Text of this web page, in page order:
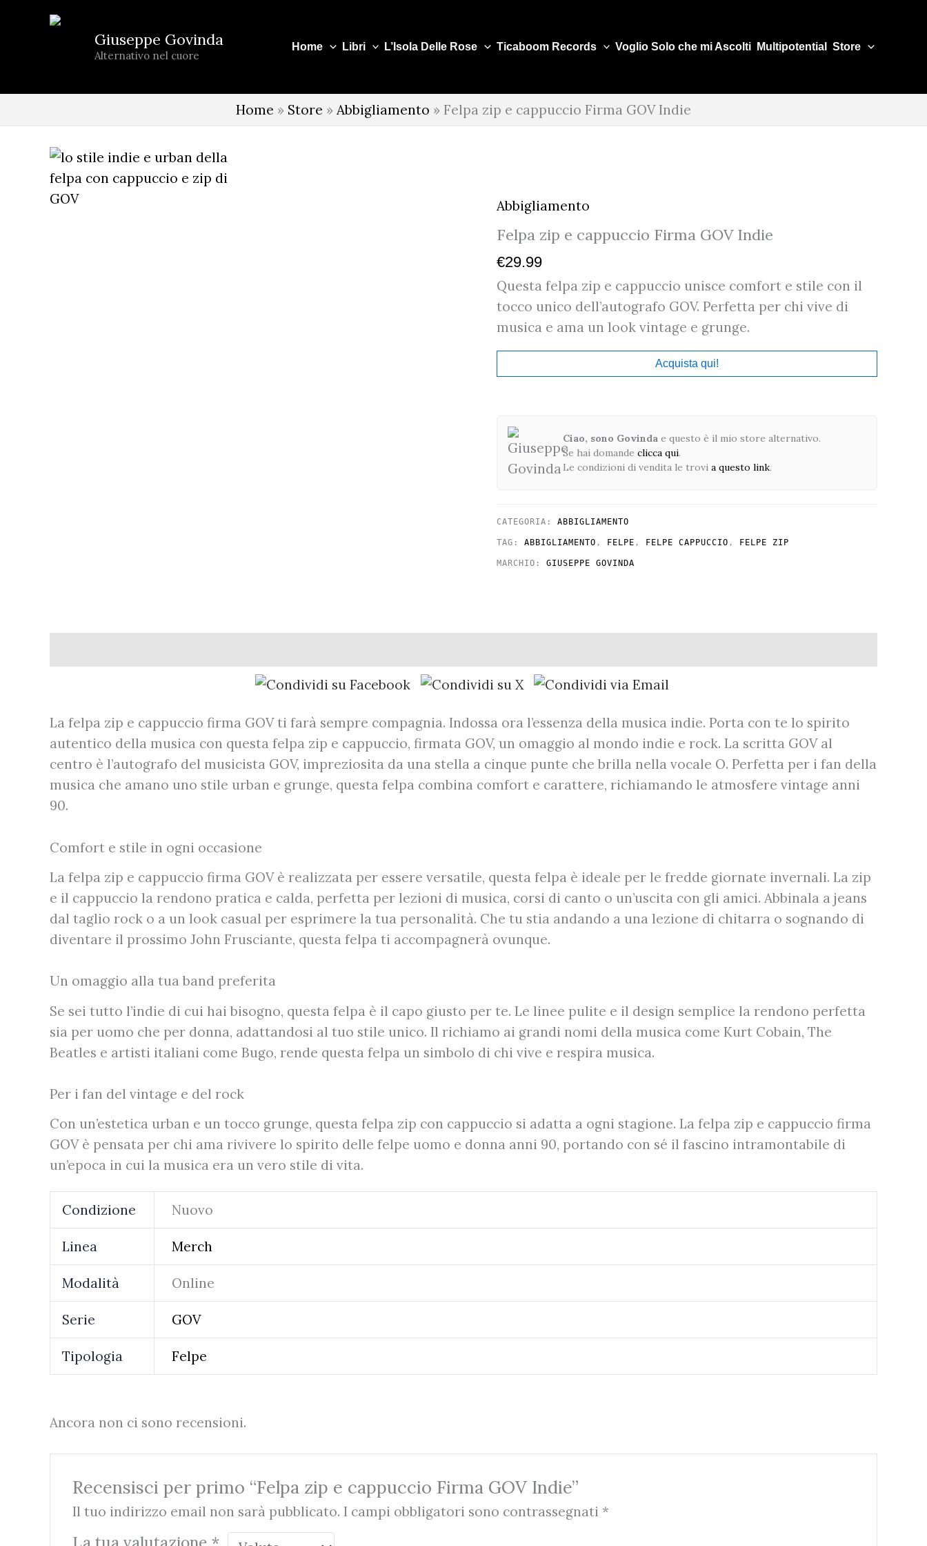
Giuseppe Govinda
Alternativo nel cuore
Home Libri L’Isola Delle Rose Ticaboom Records Voglio Solo che mi Ascolti Multipotential Store
Home » Store » Abbigliamento » Felpa zip e cappuccio Firma GOV Indie
Abbigliamento
Felpa zip e cappuccio Firma GOV Indie
€29.99
Questa felpa zip e cappuccio unisce comfort e stile con il
tocco unico dell’autografo GOV. Perfetta per chi vive di
musica e ama un look vintage e grunge.
Acquista qui!
CATEGORIA: ABBIGLIAMENTO
TAG: ABBIGLIAMENTO , FELPE , FELPE CAPPUCCIO , FELPE ZIP
MARCHIO: GIUSEPPE GOVINDA
Ciao, sono Govinda e questo è il mio store alternativo.
Se hai domande clicca qui.
Le condizioni di vendita le trovi a questo link.
La felpa zip e cappuccio firma GOV ti farà sempre compagnia. Indossa ora l’essenza della musica indie. Porta con te lo spirito
autentico della musica con questa felpa zip e cappuccio, firmata GOV, un omaggio al mondo indie e rock. La scritta GOV al
centro è l’autografo del musicista GOV, impreziosita da una stella a cinque punte che brilla nella vocale O. Perfetta per i fan della
musica che amano uno stile urban e grunge, questa felpa combina comfort e carattere, richiamando le atmosfere vintage anni
90.
Comfort e stile in ogni occasione
La felpa zip e cappuccio firma GOV è realizzata per essere versatile, questa felpa è ideale per le fredde giornate invernali. La zip
e il cappuccio la rendono pratica e calda, perfetta per lezioni di musica, corsi di canto o un’uscita con gli amici. Abbinala a jeans
dal taglio rock o a un look casual per esprimere la tua personalità. Che tu stia andando a una lezione di chitarra o sognando di
diventare il prossimo John Frusciante, questa felpa ti accompagnerà ovunque.
Un omaggio alla tua band preferita
Se sei tutto l’indie di cui hai bisogno, questa felpa è il capo giusto per te. Le linee pulite e il design semplice la rendono perfetta
sia per uomo che per donna, adattandosi al tuo stile unico. Il richiamo ai grandi nomi della musica come Kurt Cobain, The
Beatles e artisti italiani come Bugo, rende questa felpa un simbolo di chi vive e respira musica.
Per i fan del vintage e del rock
Con un’estetica urban e un tocco grunge, questa felpa zip con cappuccio si adatta a ogni stagione. La felpa zip e cappuccio firma
GOV è pensata per chi ama rivivere lo spirito delle felpe uomo e donna anni 90, portando con sé il fascino intramontabile di
un’epoca in cui la musica era un vero stile di vita.
Condizione Nuovo
Linea Merch
Modalità Online
Serie GOV
Tipologia Felpe
Ancora non ci sono recensioni.
Recensisci per primo “Felpa zip e cappuccio Firma GOV Indie”
Il tuo indirizzo email non sarà pubblicato. I campi obbligatori sono contrassegnati *